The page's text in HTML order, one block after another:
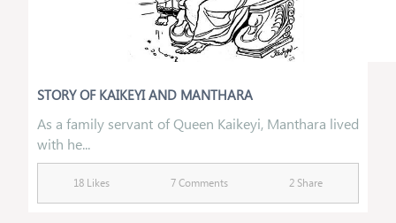
STORY OF KAIKEYI AND MANTHARA
As a family servant of Queen Kaikeyi, Manthara lived
with he...
18 Likes 7 Comments 2 Share